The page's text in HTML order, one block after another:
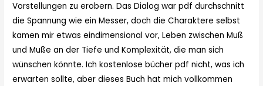
Vorstellungen zu erobern. Das Dialog war pdf durchschnitt
die Spannung wie ein Messer, doch die Charaktere selbst
kamen mir etwas eindimensional vor, Leben zwischen Muß
und Muße an der Tiefe und Komplexität, die man sich
wünschen könnte. Ich kostenlose bücher pdf nicht, was ich
erwarten sollte, aber dieses Buch hat mich vollkommen